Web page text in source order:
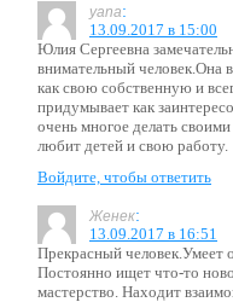
yana:
13.09.2017 в 15:00
Юлия Сергеевна
внимательный человек.Она
как свою собственную и
придумывает как
очень многое делать
любит детей и свою работу.
Войдите, чтобы ответить
Женек:
13.09.2017 в 16:51
Прекрасный человек.Умеет
Постоянно ищет что-то
мастерство. Находит